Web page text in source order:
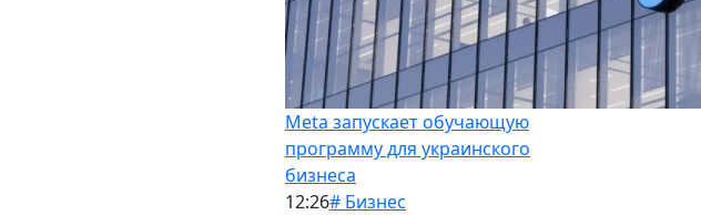
Meta запускает обучающую
программу для украинского
бизнеса
12:26# Бизнес